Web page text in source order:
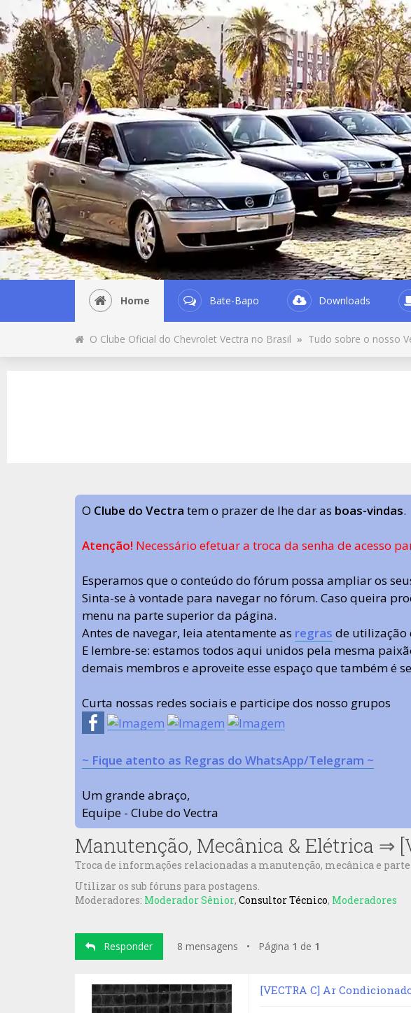
Home Bate-Bapo Downloads
O Clube Oficial do Chevrolet Vectra no Brasil » Tudo sobre o nosso
O Clube do Vectra tem o prazer de lhe dar as boas-vindas.
Atenção! Necessário efetuar a troca da senha de acesso
Esperamos que o conteúdo do fórum possa ampliar os
Sinta-se à vontade para navegar no fórum. Caso queira
menu na parte superior da página.
Antes de navegar, leia atentamente as regras de utilização
E lembre-se: estamos todos aqui unidos pela mesma
demais membros e aproveite esse espaço que também é
Curta nossas redes sociais e participe dos nosso grupos
~ Fique atento as Regras do WhatsApp/Telegram ~
Um grande abraço,
Equipe - Clube do Vectra
Manutenção, Mecânica & Elétrica ⇒
Troca de informações relacionadas a manutenção, mecânica e
Utilizar os sub fóruns para postagens.
Moderadores: Moderador Sênior, Consultor Técnico, Moderadores
Responder 8 mensagens • Página 1 de 1
[VECTRA C] Ar